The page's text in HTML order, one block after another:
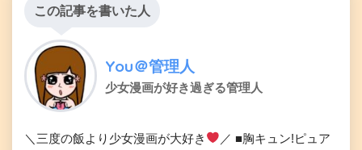
この記事を書いた人
You＠管理人
少女漫画が好き過ぎる管理人
＼三度の飯より少女漫画が大好き
／ ■胸キュン!ピュア